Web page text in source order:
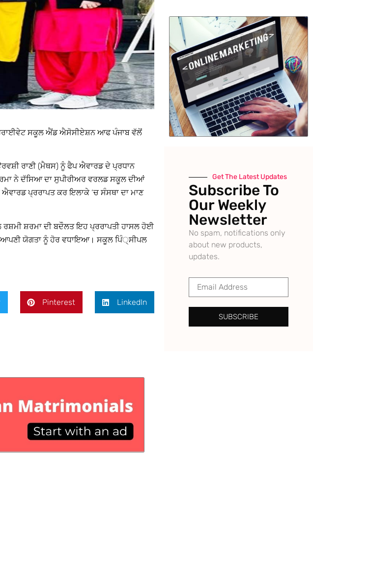
ਸਕੂਲ ਐਂਡ ਐਸੋਸੀਏਸ਼ਨ ਆਫ ਪੰਜਾਬ ਵੱਲੋਂ
ਰਾਣੀ (ਮੈਥਸ) ਨੂੰ ਫੈਪ ਐਵਾਰਡ ਦੇ ਪ੍ਰਧਾਨ
ਨੇ ਦੱਸਿਆ ਦਾ ਸੁਪੀਰੀਅਰ ਵਰਲਡ ਸਕੂਲ ਦੀਆਂ
ਪ੍ਰਰਾਪਤ ਕਰ ਇਲਾਕੇ ‘ਚ ਸੰਸਥਾ ਦਾ ਮਾਣ
ਸ਼ਰਮਾ ਦੀ ਬਦੌਲਤ ਇਹ ਪ੍ਰਰਾਪਤੀ ਹਾਸਲ ਹੋਈ
ਆਪਣੀ ਯੋਗਤਾ ਨੂੰ ਹੋਰ ਵਧਾਇਆ। ਸਕੂਲ ਪਿੰ੍ਸੀਪਲ
Pinterest LinkedIn
Get The Latest Updates
Subscribe To
Our Weekly
Newsletter
No spam, notifications only
about new products,
updates.
SUBSCRIBE